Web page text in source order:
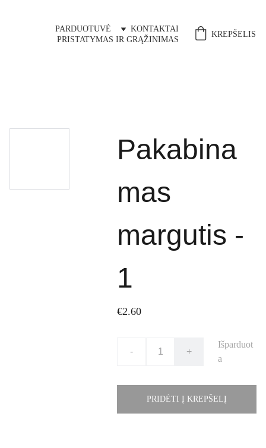
PARDUOTUVĖ
KONTAKTAI
PRISTATYMAS IR GRĄŽINIMAS
KREPŠELIS
Pakabina
mas
margutis -
1
€2.60
- +
Išparduot
a
PRIDĖTI Į KREPŠELĮ